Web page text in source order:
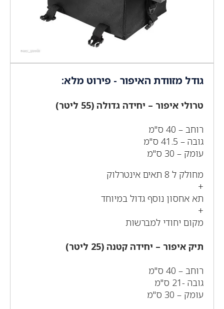
גודל מזוודת האיפור - פירוט מלא:
טרולי איפור – יחידה גדולה (55 ליטר)
רוחב – 40 ס"מ
גובה – 41.5 ס"מ
עומק – 30 ס"מ
מחולק ל 8 תאים אינטרלוק
+
תא אחסון נוסף גדול במיוחד
+
מקום יחודי למברשות
תיק איפור – יחידה קטנה (25 ליטר)
רוחב – 40 ס"מ
גובה -21 ס"מ
עומק – 30 ס"מ